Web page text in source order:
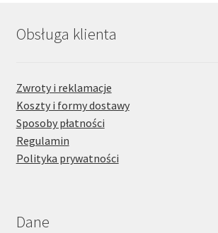
Obsługa klienta
Zwroty i reklamacje
Koszty i formy dostawy
Sposoby płatności
Regulamin
Polityka prywatności
Dane